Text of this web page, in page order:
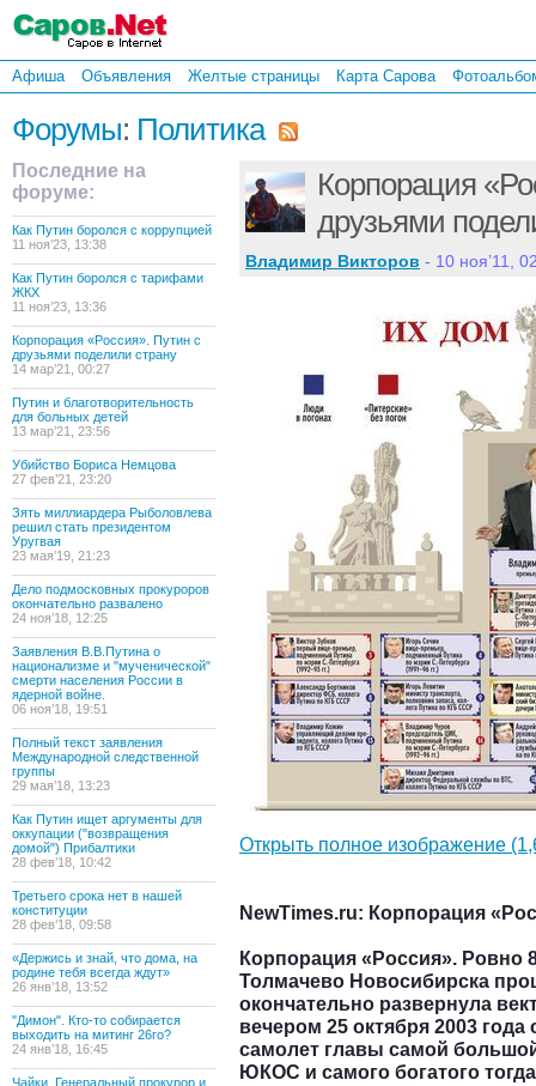
Афиша Объявления Желтые страницы Карта Сарова
Форумы: Политика
Последние на
форуме:
Как Путин боролся с коррупцией
11 ноя’23, 13:38
Как Путин боролся с тарифами
ЖКХ
11 ноя’23, 13:36
Корпорация «Россия». Путин с
друзьями поделили страну
14 мар’21, 00:27
Путин и благотворительность
для больных детей
13 мар’21, 23:56
Убийство Бориса Немцова
27 фев’21, 23:20
Зять миллиардера Рыболовлева
решил стать президентом
Уругвая
23 мая’19, 21:23
Дело подмосковных прокуроров
окончательно развалено
24 ноя’18, 12:25
Заявления В.В.Путина о
национализме и "мученической"
смерти населения России в
ядерной войне.
06 ноя’18, 19:51
Полный текст заявления
Международной следственной
группы
29 мая’18, 13:23
Как Путин ищет аргументы для
оккупации ("возвращения
домой") Прибалтики
28 фев’18, 10:42
Третьего срока нет в нашей
конституции
28 фев’18, 09:58
«Держись и знай, что дома, на
родине тебя всегда ждут»
26 янв’18, 13:52
"Димон". Кто-то собирается
выходить на митинг 26го?
24 янв’18, 16:45
Чайки. Генеральный прокурор и
Корпорация
друзьями
Владимир Викторов - 10 ноя’11,
Открыть полное изображение
NewTimes.ru: Корпорация
Корпорация «Россия». Ровно
Толмачево Новосибирска
окончательно развернула
вечером 25 октября 2003
самолет главы самой
ЮКОС и самого богатого